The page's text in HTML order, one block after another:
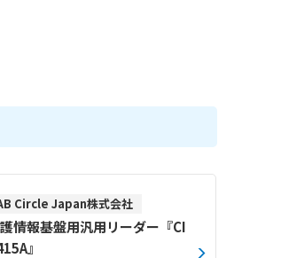
Circle Japan株式会社
情報基盤用汎用リーダー『CI
』